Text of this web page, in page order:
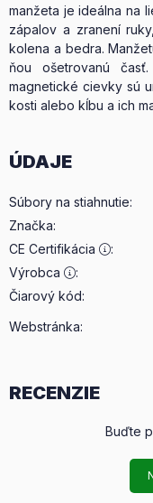
manžeta je ideálna na
zápalov a zranení
kolena a bedra.
ňou ošetrovanú
magnetické cievky sú
kosti alebo kĺbu a ich
ÚDAJE
Súbory na stiahnutie:
Značka:
CE Certifikácia
:
Výrobca
:
Čiarový kód:
Webstránka:
RECENZIE
Buďte